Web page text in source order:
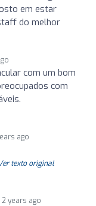
em estar
do melhor
com um bom
com
ago
texto original
2 years ago